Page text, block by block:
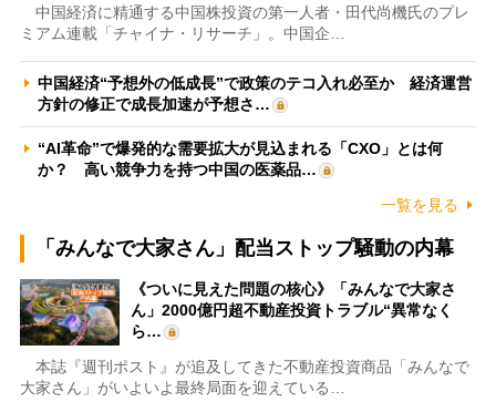
中国経済に精通する中国株投資の第一人者・田代尚機氏のプレ
ミアム連載「チャイナ・リサーチ」。中国企…
中国経済“予想外の低成長”で政策のテコ入れ必至か 経済運営
方針の修正で成長加速が予想さ…
“AI革命”で爆発的な需要拡大が見込まれる「CXO」とは何
か？ 高い競争力を持つ中国の医薬品…
一覧を見る
「みんなで大家さん」配当ストップ騒動の内幕
《ついに見えた問題の核心》「みんなで大家さ
ん」2000億円超不動産投資トラブル“異常なく
ら…
本誌『週刊ポスト』が追及してきた不動産投資商品「みんなで
大家さん」がいよいよ最終局面を迎えている…